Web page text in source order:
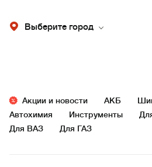
Выберите город
Акции и новости АКБ
Автохимия
Инструменты
Для ВАЗ
Для ГАЗ